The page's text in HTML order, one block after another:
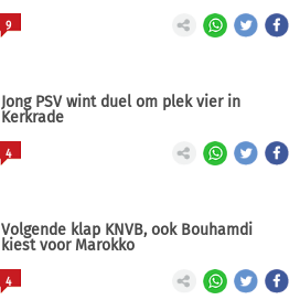
9
Jong PSV wint duel om plek vier in
Kerkrade
4
Volgende klap KNVB, ook Bouhamdi
kiest voor Marokko
4